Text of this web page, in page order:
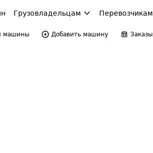
Грузовладельцам Перевозчикам
машины Добавить машину Заказы